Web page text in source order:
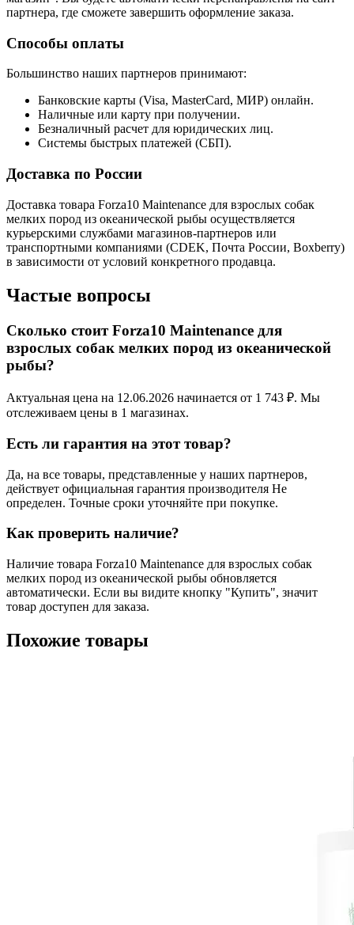
партнера, где сможете завершить оформление заказа.
Способы оплаты
Большинство наших партнеров принимают:
Банковские карты (Visa, MasterCard, МИР) онлайн.
Наличные или карту при получении.
Безналичный расчет для юридических лиц.
Системы быстрых платежей (СБП).
Доставка по России
Доставка товара Forza10 Maintenance для взрослых собак
мелких пород из океанической рыбы осуществляется
курьерскими службами магазинов-партнеров или
транспортными компаниями (CDEK, Почта России, Boxberry)
в зависимости от условий конкретного продавца.
Частые вопросы
Сколько стоит Forza10 Maintenance для
взрослых собак мелких пород из океанической
рыбы?
Актуальная цена на 12.06.2026 начинается от 1 743 ₽. Мы
отслеживаем цены в 1 магазинах.
Есть ли гарантия на этот товар?
Да, на все товары, представленные у наших партнеров,
действует официальная гарантия производителя Не
определен. Точные сроки уточняйте при покупке.
Как проверить наличие?
Наличие товара Forza10 Maintenance для взрослых собак
мелких пород из океанической рыбы обновляется
автоматически. Если вы видите кнопку "Купить", значит
товар доступен для заказа.
Похожие товары